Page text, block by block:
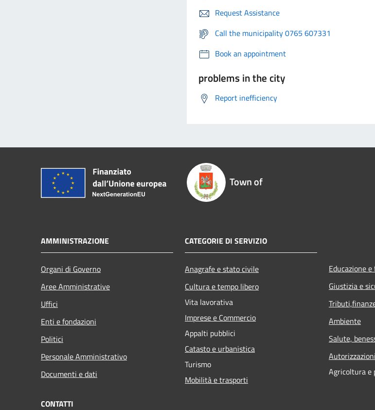
Request Assistance
Call the municipality 0765 607331
Book an appointment
problems in the city
Report inefficiency
Town of
AMMINISTRAZIONE
Organi di Governo
Aree Amministrative
Uffici
Enti e fondazioni
Politici
Personale Amministrativo
Documenti e dati
CATEGORIE DI SERVIZIO
Anagrafe e stato civile
Cultura e tempo libero
Vita lavorativa
Imprese e Commercio
Appalti pubblici
Catasto e urbanistica
Turismo
Mobilità e trasporti
Educazione
Giustizia e
Ambiente
Salute,
Autorizzazioni
Agricoltura e
CONTATTI